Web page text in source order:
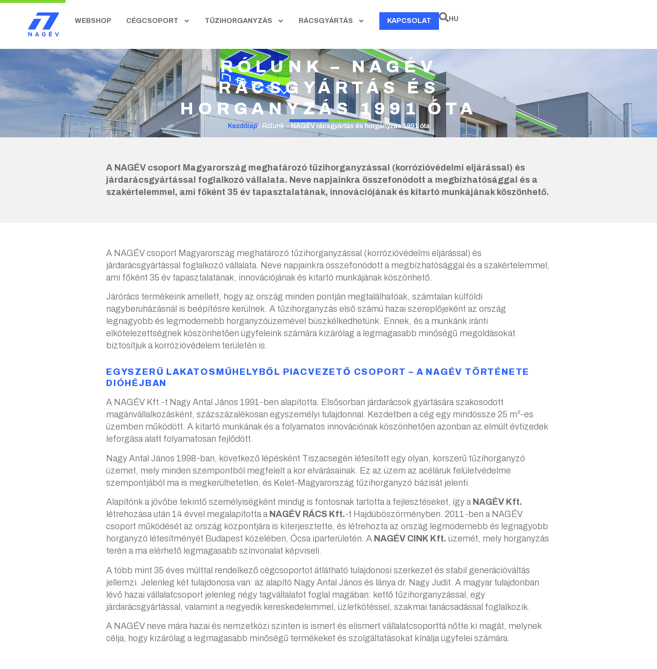
WEBSHOP CÉGCSOPORT TŰZIHORGANYZÁS RÁCSGYÁRTÁS KAPCSOLAT HU
DE
RÓLUNK – NAGÉV
RÁCSGYÁRTÁS ÉS
HORGANYZÁS 1991 ÓTA
Kezdőlap/Rólunk – NAGÉV rácsgyártás és horganyzás 1991 óta
A NAGÉV csoport Magyarország meghatározó tűzihorganyzással (korrózióvédelmi eljárással) és
járdarácsgyártással foglalkozó vállalata. Neve napjainkra összefonódott a megbízhatósággal és a
szakértelemmel, ami főként 35 év tapasztalatának, innovációjának és kitartó munkájának köszönhető.
A NAGÉV csoport Magyarország meghatározó tűzihorganyzással (korrózióvédelmi eljárással) és
járdarácsgyártással foglalkozó vállalata. Neve napjainkra összefonódott a megbízhatósággal és a szakértelemmel,
ami főként 35 év tapasztalatának, innovációjának és kitartó munkájának köszönhető.
Járórács termékeink amellett, hogy az ország minden pontján megtalálhatóak, számtalan külföldi
nagyberuházásnál is beépítésre kerülnek. A tűzihorganyzás első számú hazai szereplőjeként az ország
legnagyobb és legmodernebb horganyzóüzemével büszkélkedhetünk. Ennek, és a munkánk iránti
elkötelezettségnek köszönhetően ügyfeleink számára kizárólag a legmagasabb minőségű megoldásokat
biztosítjuk a korrózióvédelem területén is.
EGYSZERŰ LAKATOSMŰHELYBŐL PIACVEZETŐ CSOPORT – A NAGÉV TÖRTÉNETE
DIÓHÉJBAN
A NAGÉV Kft.-t Nagy Antal János 1991-ben alapította. Elsősorban járdarácsok gyártására szakosodott
magánvállalkozásként, százszázalékosan egyszemélyi tulajdonnal. Kezdetben a cég egy mindössze 25 m²-es
üzemben működött. A kitartó munkának és a folyamatos innovációnak köszönhetően azonban az elmúlt évtizedek
leforgása alatt folyamatosan fejlődött.
Nagy Antal János 1998-ban, következő lépésként Tiszacsegén létesített egy olyan, korszerű tűzihorganyzó
üzemet, mely minden szempontból megfelelt a kor elvárásainak. Ez az üzem az acéláruk felületvédelme
szempontjából ma is megkerülhetetlen, és Kelet-Magyarország tűzihorganyzó bázisát jelenti.
Alapítónk a jövőbe tekintő személyiségként mindig is fontosnak tartotta a fejlesztéseket, így a NAGÉV Kft.
létrehozása után 14 évvel megalapította a NAGÉV RÁCS Kft.-t Hajdúböszörményben. 2011-ben a NAGÉV
csoport működését az ország központjára is kiterjesztette, és létrehozta az ország legmodernebb és legnagyobb
horganyzó létesítményét Budapest közelében, Ócsa iparterületén. A NAGÉV CINK Kft. üzemét, mely horganyzás
terén a ma elérhető legmagasabb színvonalat képviseli.
A több mint 35 éves múlttal rendelkező cégcsoportot átlátható tulajdonosi szerkezet és stabil generációváltás
jellemzi. Jelenleg két tulajdonosa van: az alapító Nagy Antal János és lánya dr. Nagy Judit. A magyar tulajdonban
lévő hazai vállalatcsoport jelenleg négy tagvállalatot foglal magában: kettő tűzihorganyzással, egy
járdarácsgyártással, valamint a negyedik kereskedelemmel, üzletkötéssel, szakmai tanácsadással foglalkozik.
A NAGÉV neve mára hazai és nemzetközi szinten is ismert és elismert vállalatcsoporttá nőtte ki magát, melynek
célja, hogy kizárólag a legmagasabb minőségű termékeket és szolgáltatásokat kínálja ügyfelei számára.